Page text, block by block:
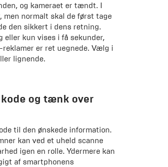
og kameraet er tændt. I
normalt skal de først tage
den sikkert i dens retning.
kun vises i få sekunder,
er ret uegnede. Vælg i
lignende.
og tænk over
til den ønskede information.
kan ved et uheld scanne
igen en rolle. Ydermere kan
af smartphonens